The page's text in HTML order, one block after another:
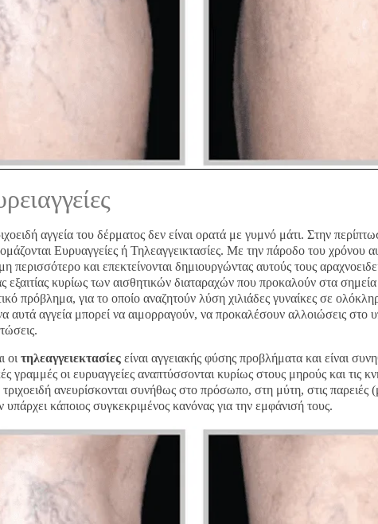
αγγεία του δέρματος δεν είναι ορατά με γυμνό μάτι. Στην
Ευρυαγγείες ή Τηλεαγγεικτασίες. Με την πάροδο του χρόνου
περισσότερο και επεκτείνονται δημιουργώντας αυτούς τους
εξαιτίας κυρίως των αισθητικών διαταραχών που προκαλούν στα
πρόβλημα, για το οποίο αναζητούν λύση χιλιάδες γυναίκες σε
αυτά αγγεία μπορεί να αιμορραγούν, να προκαλέσουν αλλοιώσεις
οι τηλεαγγειεκτασίες είναι αγγειακής φύσης προβλήματα και είναι
γραμμές οι ευρυαγγείες αναπτύσσονται κυρίως στους μηρούς και τις
ανευρίσκονται συνήθως στο πρόσωπο, στη μύτη, στις παρειές
κάποιος συγκεκριμένος κανόνας για την εμφάνισή τους.